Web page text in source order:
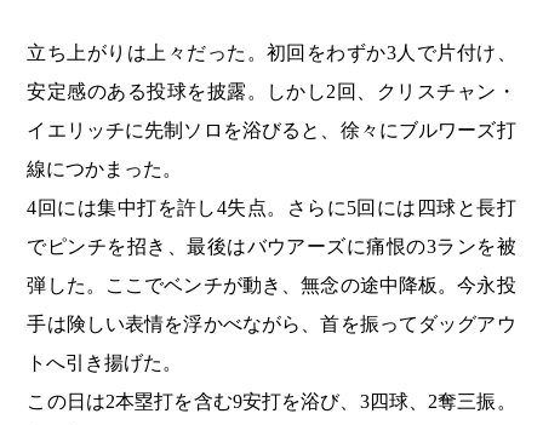
立ち上がりは上々だった。初回をわずか3人で片付け、
安定感のある投球を披露。しかし2回、クリスチャン・
イエリッチに先制ソロを浴びると、徐々にブルワーズ打
線につかまった。
4回には集中打を許し4失点。さらに5回には四球と長打
でピンチを招き、最後はバウアーズに痛恨の3ランを被
弾した。ここでベンチが動き、無念の途中降板。今永投
手は険しい表情を浮かべながら、首を振ってダッグアウ
トへ引き揚げた。
この日は2本塁打を含む9安打を浴び、3四球、2奪三振。